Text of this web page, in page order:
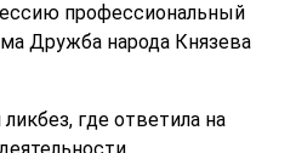
профессиональный
Дружба народа Князева
где ответила на